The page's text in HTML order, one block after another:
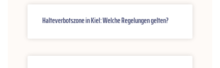
Halteverbotszone in Kiel: Welche Regelungen gelten?